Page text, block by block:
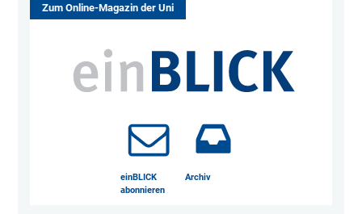
Zum Online-Magazin der Uni
einBLICK
abonnieren
Archiv